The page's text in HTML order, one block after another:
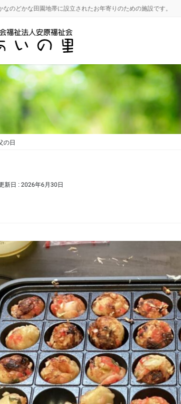
のどかな田園地帯に設立されたお年寄りのための施設です。
の日
新日 : 2026年6月30日